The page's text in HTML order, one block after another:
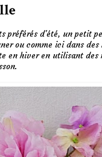
préférés d'été, un petit
ou comme ici dans des
en hiver en utilisant